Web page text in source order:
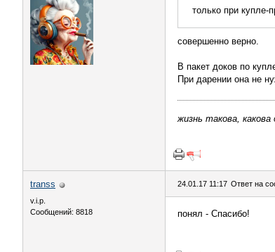
только при
совершенно верно.
В пакет доков по
При дарении она не
жизнь такова,
transs
v.i.p.
Сообщений: 8818
24.01.17 11:17 Ответ на
понял - Спасибо!